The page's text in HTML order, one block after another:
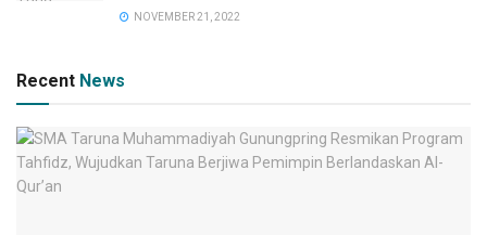
NOVEMBER 21, 2022
Recent News